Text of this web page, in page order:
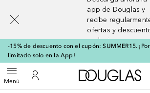
app de Douglas y
recibe
ofertas y
exclusivos
-15% de descuento con el cupón: SUMMER15.
limitado solo en la App!
MenúAbrir menúMi cuenta
A
Regresar
Ejecutar búsqueda
[navigation.slideout.screenreader]